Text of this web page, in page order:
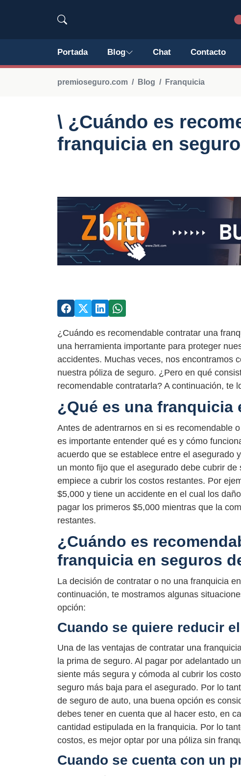
Portada Blog Chat Contacto
premioseguro.com Blog Franquicia
\ ¿Cuándo es
franquicia en
¿Cuándo es recomendable contratar una
una herramienta importante para proteger
accidentes. Muchas veces, nos encontramos
nuestra póliza de seguro. ¿Pero en qué
recomendable contratarla? A continuación, te
¿Qué es una franquicia
Antes de adentrarnos en si es recomendable
es importante entender qué es y cómo
acuerdo que se establece entre el asegurado
un monto fijo que el asegurado debe cubrir
empiece a cubrir los costos restantes. Por
$5,000 y tiene un accidente en el cual los
pagar los primeros $5,000 mientras que la
restantes.
¿Cuándo es
franquicia en seguros
La decisión de contratar o no una franquicia
continuación, te mostramos algunas
opción:
Cuando se quiere reducir
Una de las ventajas de contratar una
la prima de seguro. Al pagar por adelantado
siente más segura y cómoda al cubrir los
seguro más baja para el asegurado. Por lo
de seguro de auto, una buena opción es
debes tener en cuenta que al hacer esto, en
cantidad estipulada en la franquicia. Por lo
costos, es mejor optar por una póliza sin
Cuando se cuenta con un